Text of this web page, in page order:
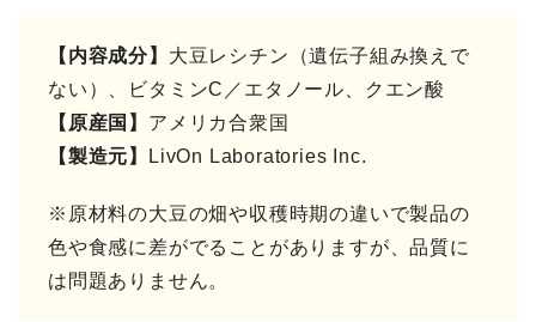
【内容成分】 大豆レシチン（遺伝子組み換えで
ない）、ビタミンC／エタノール、クエン酸
【原産国】 アメリカ合衆国
【製造元】
LivOn Laboratories Inc.
※原材料の大豆の畑や収穫時期の違いで製品の
色や食感に差がでることがありますが、品質に
は問題ありません。